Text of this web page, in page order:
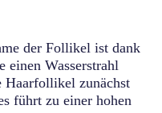
der Follikel ist dank
Wasserstrahl
Haarfollikel zunächst
führt zu einer hohen